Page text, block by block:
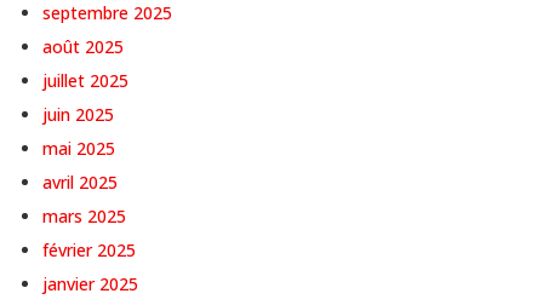
septembre 2025
août 2025
juillet 2025
juin 2025
mai 2025
avril 2025
mars 2025
février 2025
janvier 2025